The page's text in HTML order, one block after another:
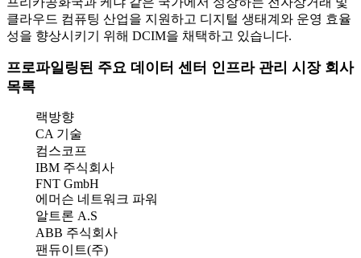
클라우드 컴퓨팅 산업을 지원하고 디지털 생태계와 운영 효율
성을 향상시키기 위해 DCIM을 채택하고 있습니다.
프로파일링된 주요 데이터 센터 인프라 관리 시장 회사
목록
랙방향
CA 기술
컴스코프
IBM 주식회사
FNT GmbH
에머슨 네트워크 파워
알트론 A.S
ABB 주식회사
팬듀이트(주)